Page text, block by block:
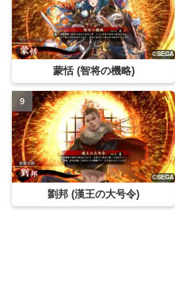
蒙恬 (智将の機略)
劉邦 (漢王の大号令)